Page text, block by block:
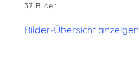
37 Bilder
Bilder-Übersicht anzeigen